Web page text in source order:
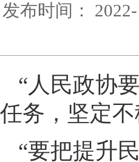
发布时间：
“人民政协
任务，坚定不
“要把提升